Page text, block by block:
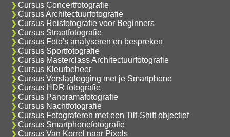
Cursus Concertfotografie
Cursus Architectuurfotografie
Cursus Reisfotografie voor Beginners
Cursus Straatfotografie
Cursus Foto's analyseren en bespreken
Cursus Sportfotografie
Cursus Masterclass Architectuurfotografie
Cursus Kleurbeheer
Cursus Verslaglegging met je Smartphone
Cursus HDR fotografie
Cursus Panoramafotografie
Cursus Nachtfotografie
Cursus Fotograferen met een Tilt-Shift objectief
Cursus Smartphonefotografie
Cursus Van Korrel naar Pixels